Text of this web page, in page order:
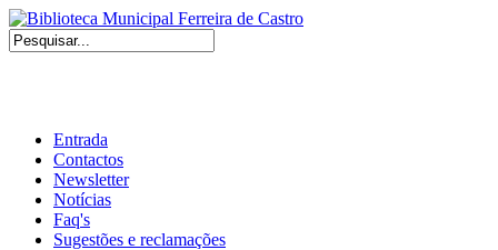
Entrada
Contactos
Newsletter
Notícias
Faq's
Sugestões e reclamações